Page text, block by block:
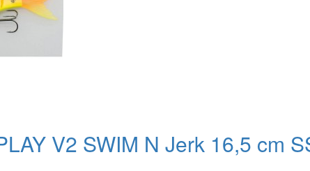
V2 SWIM N Jerk 16,5 cm